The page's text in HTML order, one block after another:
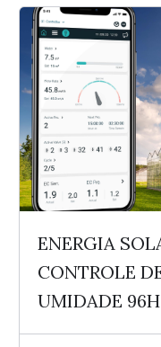
ENERGIA
CONTROLE
UMIDADE 96H